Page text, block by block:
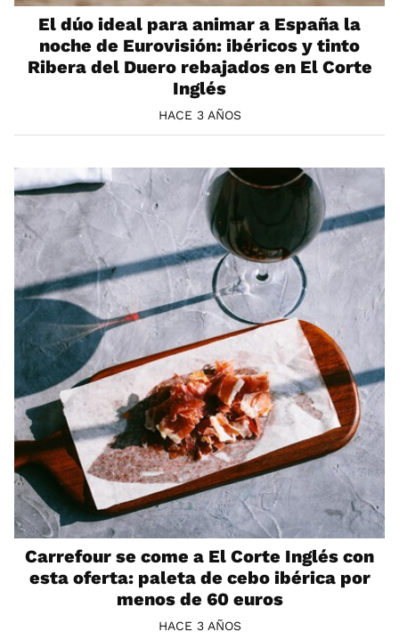
El dúo ideal para animar a España la
noche de Eurovisión: ibéricos y tinto
Ribera del Duero rebajados en El Corte
Inglés
HACE 3 AÑOS
Carrefour se come a El Corte Inglés con
esta oferta: paleta de cebo ibérica por
menos de 60 euros
HACE 3 AÑOS